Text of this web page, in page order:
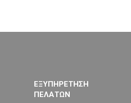
ΕΞΥΠΗΡΕΤΗΣΗ
ΠΕΛΑΤΩΝ